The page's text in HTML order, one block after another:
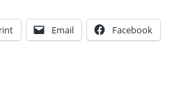
Email Facebook